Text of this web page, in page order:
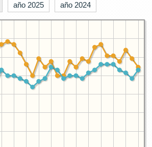
año 2025 año 2024